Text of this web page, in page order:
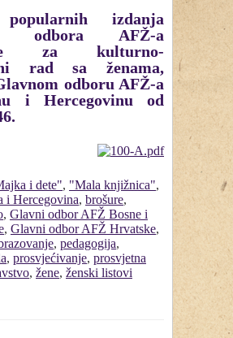
izdanja
odbora AFŽ-a
za kulturno-
rad sa ženama,
odboru AFŽ-a
i Hercegovinu od
i dete", "Mala knjižnica",
i Hercegovina, brošure,
, Glavni odbor AFŽ Bosne i
, Glavni odbor AFŽ Hrvatske,
, pedagogija,
, prosvjećivanje, prosvjetna
, žene, ženski listovi